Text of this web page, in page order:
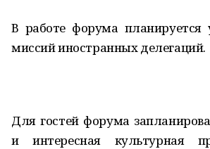
В работе форума планируется
миссий иностранных делегаций.
Для гостей форума
и интересная культурная